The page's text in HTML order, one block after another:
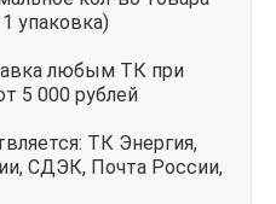
упаковка)
любым ТК при
5 000 рублей
ТК Энергия,
СДЭК, Почта России,